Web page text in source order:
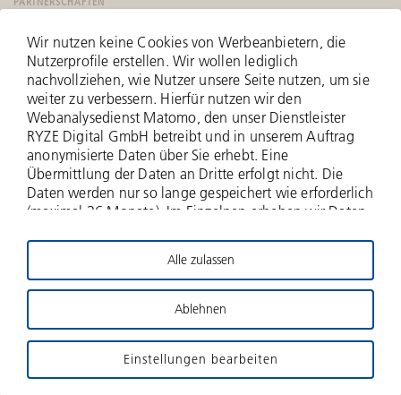
© 2026 Deutsche Beteiligungs AG
Gender-Hinweis
Kontakt Sitemap DBAG-Stiftung
Wir nutzen keine Cookies von Werbeanbietern, die
Nutzerprofile erstellen. Wir wollen lediglich
nachvollziehen, wie Nutzer unsere Seite nutzen, um sie
weiter zu verbessern. Hierfür nutzen wir den
Webanalysedienst Matomo, den unser Dienstleister
RYZE Digital GmbH betreibt und in unserem Auftrag
anonymisierte Daten über Sie erhebt. Eine
Übermittlung der Daten an Dritte erfolgt nicht. Die
Daten werden nur so lange gespeichert wie erforderlich
(maximal 36 Monate). Im Einzelnen erheben wir Daten
werden erfasst), zu aufgerufenen Webseiten und Ihrer
Verweildauer hierauf, Häufigkeit der Aufrufe, zu
Suchanfragen und Downloads, und über weitere
Interaktionen auf der Website, und schließlich
Informationen über Ihren Browser- und das
Betriebssystem. Für die Nutzung dieses
datenschutzfreundlichen Webanalysedienstes bitten
wir um Ihre Zustimmung. Impressum Datenschutz
Einstellungen bearbeiten
Ablehnen
Alle zulassen